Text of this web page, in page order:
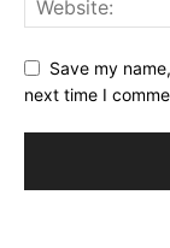
Save my
next time I